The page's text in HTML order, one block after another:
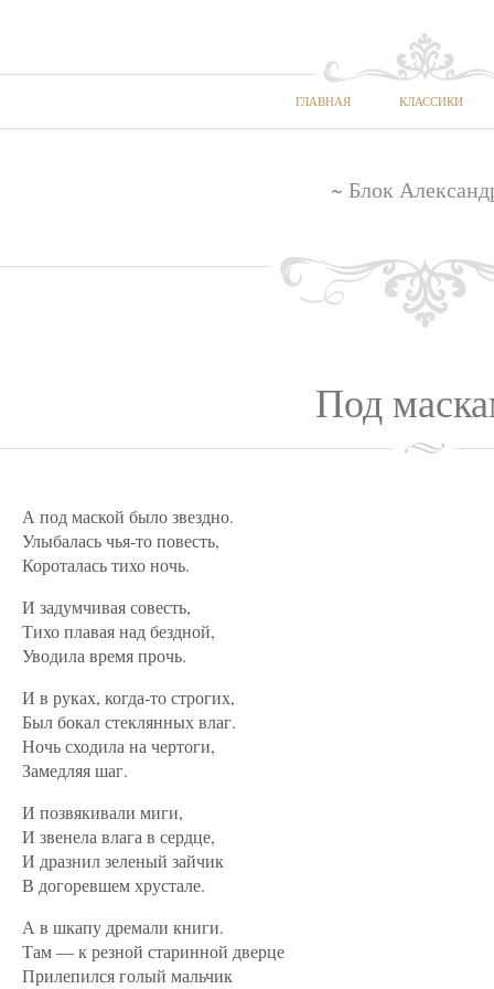
ГЛАВНАЯ КЛАССИКИ
~ Блок
Под
А под маской было звездно.
Улыбалась чья-то повесть,
Короталась тихо ночь.
И задумчивая совесть,
Тихо плавая над бездной,
Уводила время прочь.
И в руках, когда-то строгих,
Был бокал стеклянных влаг.
Ночь сходила на чертоги,
Замедляя шаг.
И позвякивали миги,
И звенела влага в сердце,
И дразнил зеленый зайчик
В догоревшем хрустале.
А в шкапу дремали книги.
Там — к резной старинной дверце
Прилепился голый мальчик